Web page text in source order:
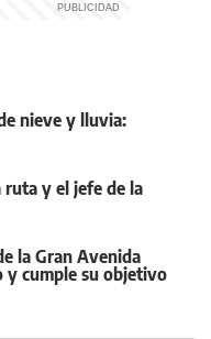
nieve y lluvia:
ruta y el jefe de la
la Gran Avenida
y cumple su objetivo